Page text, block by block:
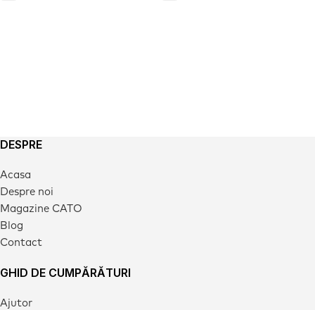
DESPRE
Acasa
Despre noi
Magazine CATO
Blog
Contact
GHID DE CUMPĂRĂTURI
Ajutor